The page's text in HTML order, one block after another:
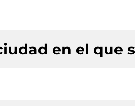
en el que